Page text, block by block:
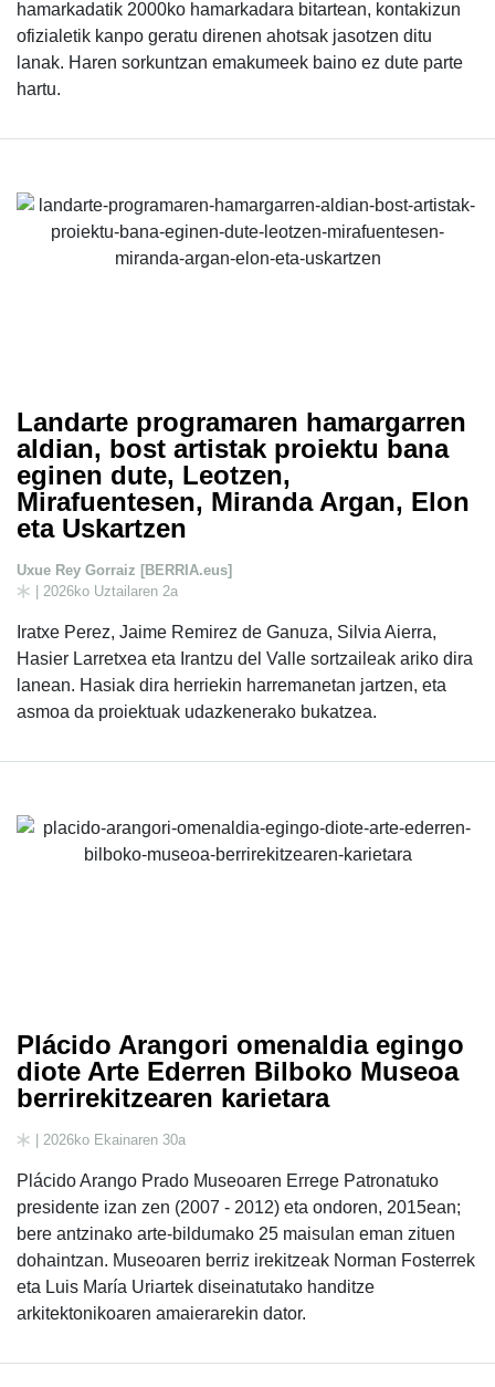
hamarkadatik 2000ko hamarkadara bitartean, kontakizun
ofizialetik kanpo geratu direnen ahotsak jasotzen ditu
lanak. Haren sorkuntzan emakumeek baino ez dute parte
hartu.
Landarte programaren hamargarren
aldian, bost artistak proiektu bana
eginen dute, Leotzen,
Mirafuentesen, Miranda Argan, Elon
eta Uskartzen
Uxue Rey Gorraiz [BERRIA.eus]
| 2026ko Uztailaren 2a
Iratxe Perez, Jaime Remirez de Ganuza, Silvia Aierra,
Hasier Larretxea eta Irantzu del Valle sortzaileak ariko dira
lanean. Hasiak dira herriekin harremanetan jartzen, eta
asmoa da proiektuak udazkenerako bukatzea.
Plácido Arangori omenaldia egingo
diote Arte Ederren Bilboko Museoa
berrirekitzearen karietara
| 2026ko Ekainaren 30a
Plácido Arango Prado Museoaren Errege Patronatuko
presidente izan zen (2007 - 2012) eta ondoren, 2015ean;
bere antzinako arte-bildumako 25 maisulan eman zituen
dohaintzan. Museoaren berriz irekitzeak Norman Fosterrek
eta Luis María Uriartek diseinatutako handitze
arkitektonikoaren amaierarekin dator.